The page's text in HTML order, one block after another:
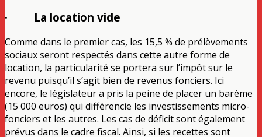
· La location vide
Comme dans le premier cas, les 15,5 % de prélèvements
sociaux seront respectés dans cette autre forme de
location, la particularité se portera sur l’impôt sur le
revenu puisqu’il s’agit bien de revenus fonciers. Ici
encore, le législateur a pris la peine de placer un barème
(15 000 euros) qui différencie les investissements micro-
fonciers et les autres. Les cas de déficit sont également
prévus dans le cadre fiscal. Ainsi, si les recettes sont